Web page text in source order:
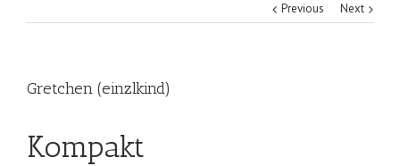
Previous Next
Gretchen (einzlkind)
Kompakt